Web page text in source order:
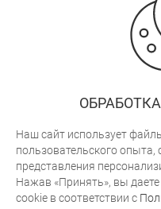
+375 (17) 311-00-
+375 (29) 105-55-55
+375 (29) 700-30-
Заказать
Юридический адрес:
Разработка
Наш сайт использует
пользовательского опыта,
представления
Нажав «Принять», вы
cookie в соответствии с